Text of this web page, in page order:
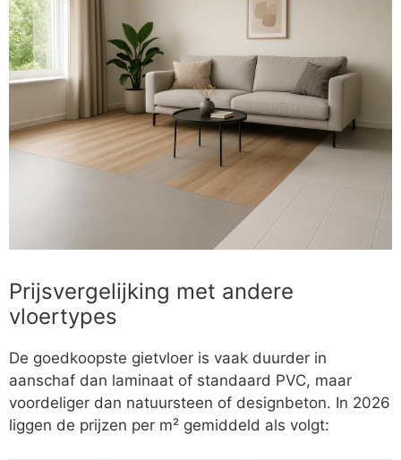
Prijsvergelijking met andere
vloertypes
De goedkoopste gietvloer is vaak duurder in
aanschaf dan laminaat of standaard PVC, maar
voordeliger dan natuursteen of designbeton. In 2026
liggen de prijzen per m² gemiddeld als volgt: